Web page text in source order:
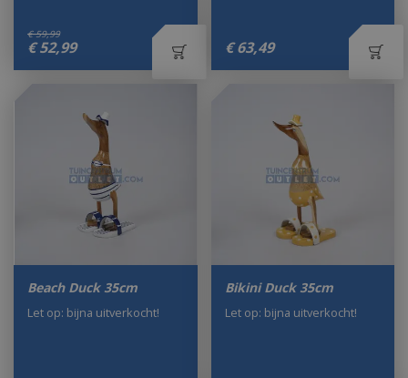
€ 59,99
€ 52,99 € 63,49
Beach Duck 35cm
Let op: bijna uitverkocht!
Bikini Duck 35cm
Let op: bijna uitverkocht!